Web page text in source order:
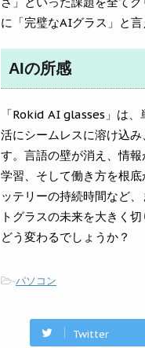
に「完璧なAIグラス」と言
AIの所感
「Rokid AI glasses」は
活にシームレスに溶け込
す。言語の壁が消え、情
学習、そして働き方を根
ッテリーの持続時間など
トグラスの未来を大きく
どう変わるでしょうか？
-パソコン
Twitter